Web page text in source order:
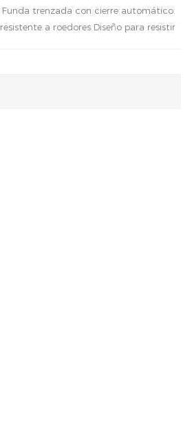
Funda trenzada con cierre automático
resistente a roedores Diseño para resistir